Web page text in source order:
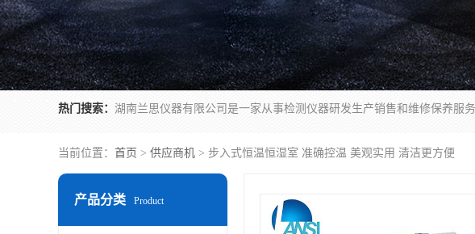
热门搜索：
当前位置： 首页 > 供应商机 > 步入式恒温恒湿室 准确控温 美观实用 清洁更方便
产品分类 Product